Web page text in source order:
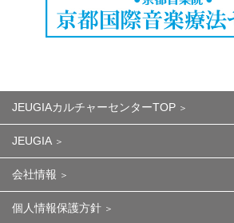
JEUGIAカルチャーセンターTOP
JEUGIA
会社情報
個人情報保護方針